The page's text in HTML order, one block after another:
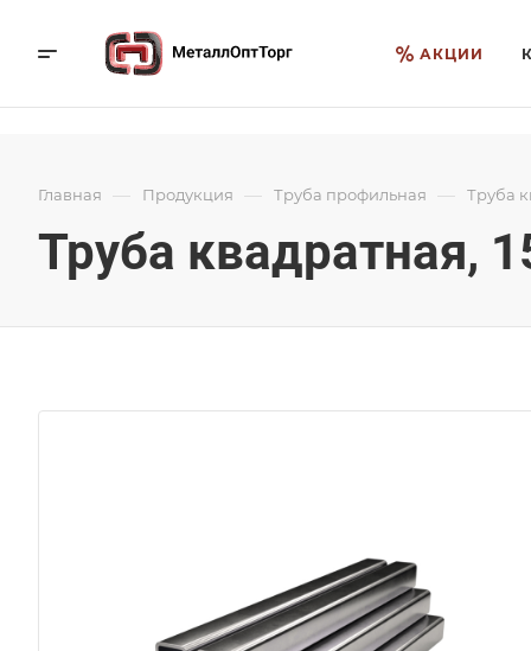
АКЦИИ
Главная — Продукция — Труба профильная — Труба
Труба квадратная,